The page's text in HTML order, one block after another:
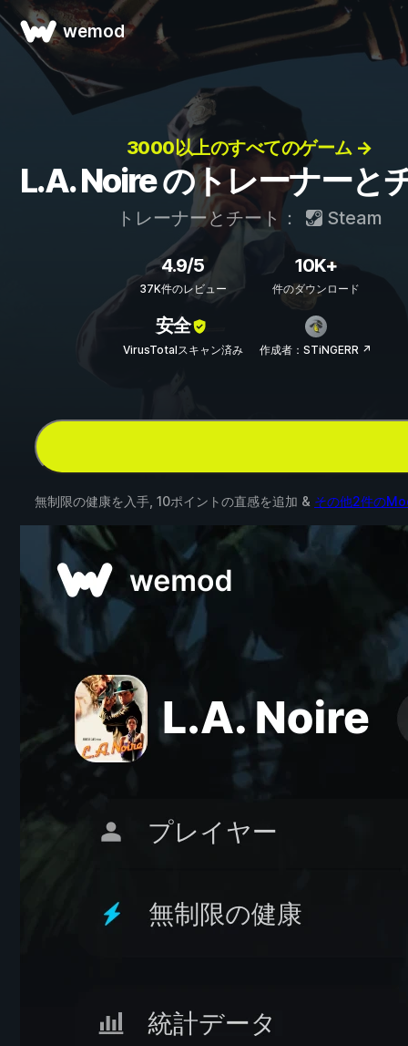
wemod
3000以上のすべてのゲーム →
L.A. Noire のトレーナーと
トレーナーとチート： Steam
4.9/5
37K件のレビュー
10K+
件のダウンロード
安全
VirusTotalスキャン済み 作成者：STiNGERR ↗
無制限の健康を入手, 10ポイントの直感を追加 & その他2件の